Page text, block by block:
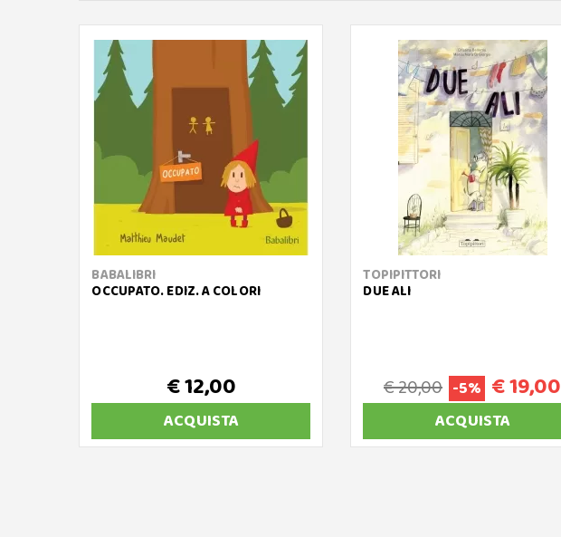
BABALIBRI
OCCUPATO. EDIZ. A COLORI
€ 12,00
ACQUISTA
TOPIPITTORI
DUE ALI
€ 20,00 -5% € 19,00
ACQUISTA